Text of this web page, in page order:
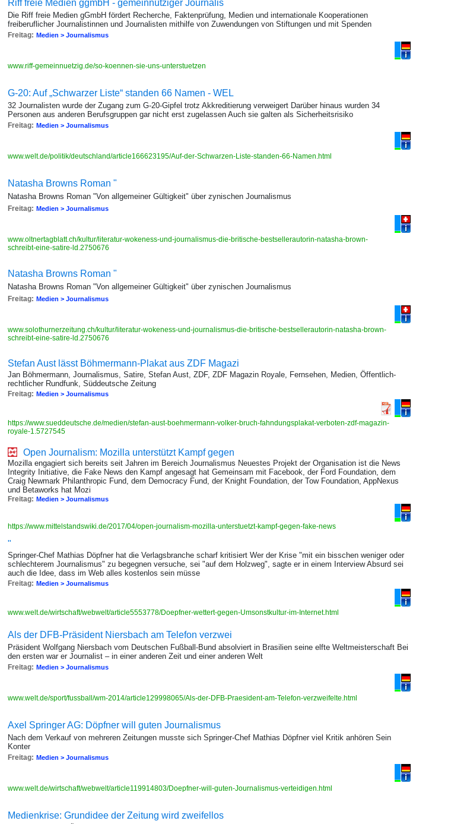
Riff freie Medien ggmbH - gemeinnütziger Journalis
Die Riff freie Medien gGmbH fördert Recherche, Faktenprüfung, Medien und internationale Kooperationen
freiberuflicher Journalistinnen und Journalisten mithilfe von Zuwendungen von Stiftungen und mit Spenden
Freitag: Medien > Journalismus
www.riff-gemeinnuetzig.de/so-koennen-sie-uns-unterstuetzen
G-20: Auf „Schwarzer Liste“ standen 66 Namen - WEL
32 Journalisten wurde der Zugang zum G-20-Gipfel trotz Akkreditierung verweigert Darüber hinaus wurden 34
Personen aus anderen Berufsgruppen gar nicht erst zugelassen Auch sie galten als Sicherheitsrisiko
Freitag: Medien > Journalismus
www.welt.de/politik/deutschland/article166623195/Auf-der-Schwarzen-Liste-standen-66-Namen.html
Natasha Browns Roman "
Natasha Browns Roman "Von allgemeiner Gültigkeit" über zynischen Journalismus
Freitag: Medien > Journalismus
www.oltnertagblatt.ch/kultur/literatur-wokeness-und-journalismus-die-britische-bestsellerautorin-natasha-brown-
schreibt-eine-satire-ld.2750676
Natasha Browns Roman "
Natasha Browns Roman "Von allgemeiner Gültigkeit" über zynischen Journalismus
Freitag: Medien > Journalismus
www.solothurnerzeitung.ch/kultur/literatur-wokeness-und-journalismus-die-britische-bestsellerautorin-natasha-brown-
schreibt-eine-satire-ld.2750676
Stefan Aust lässt Böhmermann-Plakat aus ZDF Magazi
Jan Böhmermann, Journalismus, Satire, Stefan Aust, ZDF, ZDF Magazin Royale, Fernsehen, Medien, Öffentlich-
rechtlicher Rundfunk, Süddeutsche Zeitung
Freitag: Medien > Journalismus
https://www.sueddeutsche.de/medien/stefan-aust-boehmermann-volker-bruch-fahndungsplakat-verboten-zdf-magazin-
royale-1.5727545
Open Journalism: Mozilla unter­stützt Kampf gegen
Mozilla engagiert sich bereits seit Jahren im Bereich Jour­nalis­mus Neuestes Projekt der Organi­sation ist die News
Integrity Initiative, die Fake News den Kampf angesagt hat Gemein­sam mit Face­book, der Ford Foun­dation, dem
Craig Newmark Phil­anthropic Fund, dem Democracy Fund, der Knight Foundation, der Tow Foundation, AppNexus
und Beta­works hat Mozi
Freitag: Medien > Journalismus
https://www.mittelstandswiki.de/2017/04/open-journalism-mozilla-unterstuetzt-kampf-gegen-fake-news
"
Springer-Chef Mathias Döpfner hat die Verlagsbranche scharf kritisiert Wer der Krise "mit ein bisschen weniger oder
schlechterem Journalismus" zu begegnen versuche, sei "auf dem Holzweg", sagte er in einem Interview Absurd sei
auch die Idee, dass im Web alles kostenlos sein müsse
Freitag: Medien > Journalismus
www.welt.de/wirtschaft/webwelt/article5553778/Doepfner-wettert-gegen-Umsonstkultur-im-Internet.html
Als der DFB-Präsident Niersbach am Telefon verzwei
Präsident Wolfgang Niersbach vom Deutschen Fußball-Bund absolviert in Brasilien seine elfte Weltmeisterschaft Bei
den ersten war er Journalist – in einer anderen Zeit und einer anderen Welt
Freitag: Medien > Journalismus
www.welt.de/sport/fussball/wm-2014/article129998065/Als-der-DFB-Praesident-am-Telefon-verzweifelte.html
Axel Springer AG: Döpfner will guten Journalismus
Nach dem Verkauf von mehreren Zeitungen musste sich Springer-Chef Mathias Döpfner viel Kritik anhören Sein
Konter
Freitag: Medien > Journalismus
www.welt.de/wirtschaft/webwelt/article119914803/Doepfner-will-guten-Journalismus-verteidigen.html
Medienkrise: Grundidee der Zeitung wird zweifellos